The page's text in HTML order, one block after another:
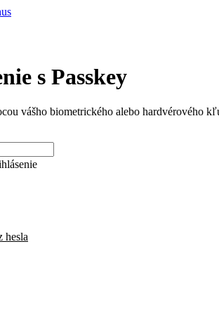
s Passkey
vášho biometrického alebo hardvérového
hesla